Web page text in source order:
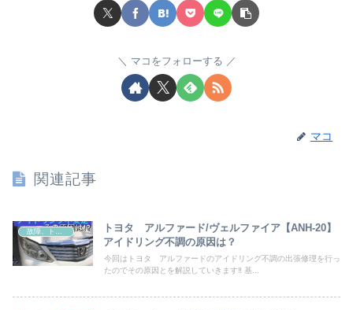
マコをフォローする
マコ
関連記事
故障、トラブル
トヨタ アルファード/ヴェルファイア【ANH-20】
アイドリング不調の原因は？
今回はトヨタ アルファードのアイドリング不調の出張修理を行っ
たのでその原因とを解説していきます‼ 基...